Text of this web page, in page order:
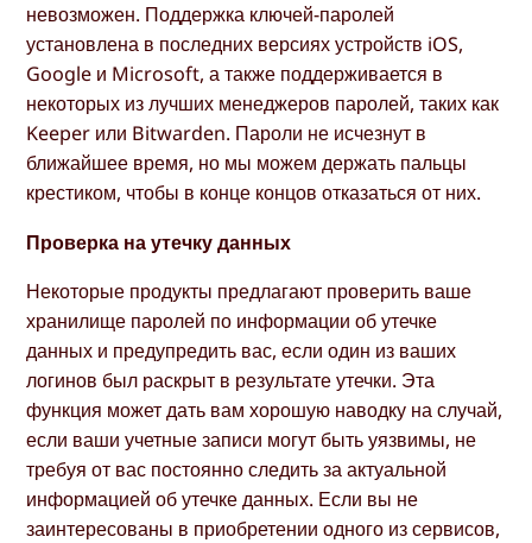
невозможен. Поддержка ключей-паролей
установлена в последних версиях устройств iOS,
Google и Microsoft, а также поддерживается в
некоторых из лучших менеджеров паролей, таких как
Keeper или Bitwarden. Пароли не исчезнут в
ближайшее время, но мы можем держать пальцы
крестиком, чтобы в конце концов отказаться от них.
Проверка на утечку данных
Некоторые продукты предлагают проверить ваше
хранилище паролей по информации об утечке
данных и предупредить вас, если один из ваших
логинов был раскрыт в результате утечки. Эта
функция может дать вам хорошую наводку на случай,
если ваши учетные записи могут быть уязвимы, не
требуя от вас постоянно следить за актуальной
информацией об утечке данных. Если вы не
заинтересованы в приобретении одного из сервисов,